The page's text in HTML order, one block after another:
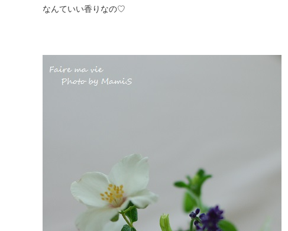
なんていい香りなの♡